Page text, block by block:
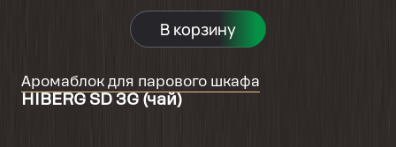
В корзину
Аромаблок для парового шкафа
HIBERG SD 3G (чай)